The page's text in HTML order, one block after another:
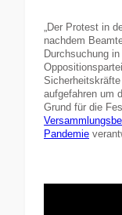
„Der Protest in
nachdem
Durchsuchung
aufgefahren um
Grund für die
Pandemie